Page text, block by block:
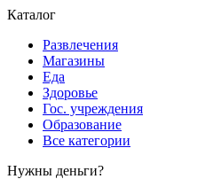
Каталог
Развлечения
Магазины
Еда
Здоровье
Гос. учреждения
Образование
Все категории
Нужны деньги?